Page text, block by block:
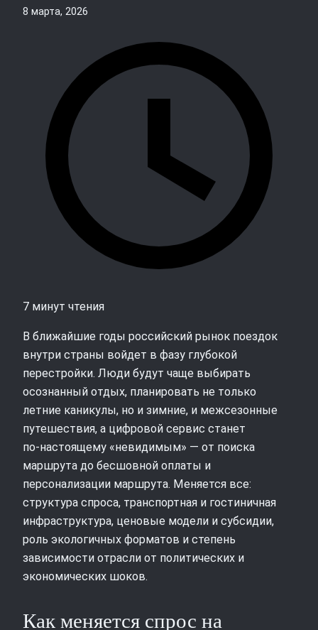
8 марта, 2026
7 минут чтения
В ближайшие годы российский рынок поездок
внутри страны войдет в фазу глубокой
перестройки. Люди будут чаще выбирать
осознанный отдых, планировать не только
летние каникулы, но и зимние, и межсезонные
путешествия, а цифровой сервис станет
по‑настоящему «невидимым» — от поиска
маршрута до бесшовной оплаты и
персонализации маршрута. Меняется все:
структура спроса, транспортная и гостиничная
инфраструктура, ценовые модели и субсидии,
роль экологичных форматов и степень
зависимости отрасли от политических и
экономических шоков.
Как меняется спрос на